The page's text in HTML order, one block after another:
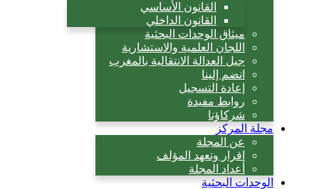
القانون الأساسي
القانون الداخلي
ميثاق الوحدات البحثية
اللجان العلمية والاستشارية
جيل العدالة الانتقالية بالمغرب
انضم إلينا
إعادة التسجيل
روابط مفيدة
شركاؤنا
مجلة المركز
عن المجلة
اقرار وتعهد المؤلف
أعداد المجلة
الوحدات البحثية